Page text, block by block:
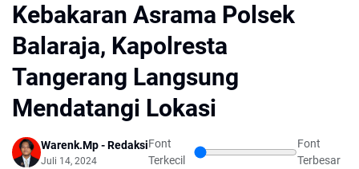
Kebakaran Asrama Polsek
Balaraja, Kapolresta
Tangerang Langsung
Mendatangi Lokasi
Warenk.Mp - Redaksi
Juli 14, 2024
Font
Terkecil
Font
Terbesar